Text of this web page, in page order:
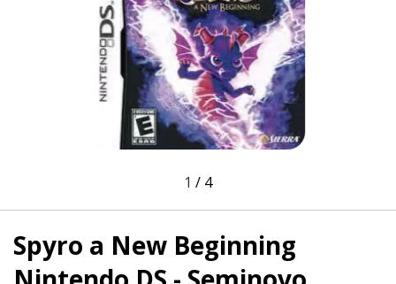
1 / 4
Spyro a New Beginning